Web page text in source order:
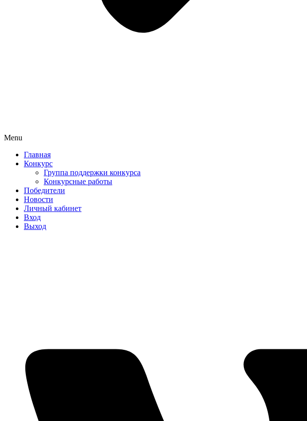
Menu
Главная
Конкурс
Группа поддержки конкурса
Конкурсные работы
Победители
Новости
Личный кабинет
Вход
Выход